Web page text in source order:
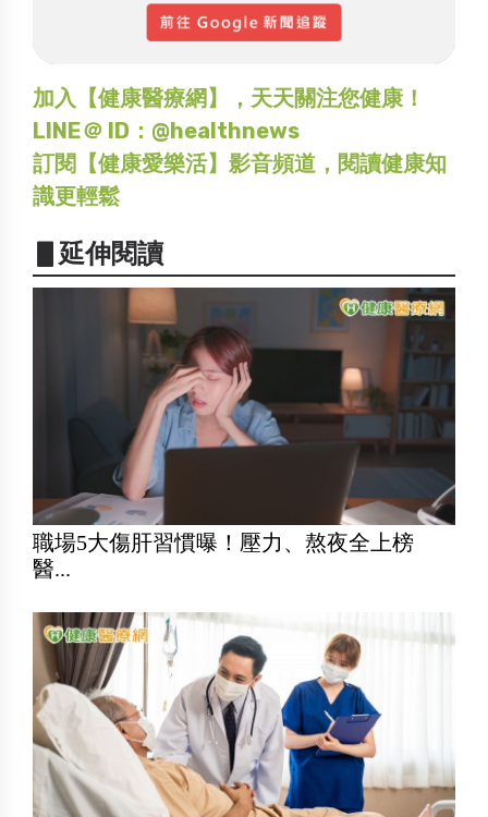
加入【健康醫療網】，天天關注您健康！
LINE＠ ID：@healthnews
訂閱【健康愛樂活】影音頻道，閱讀健康知
識更輕鬆
▋延伸閱讀
職場5大傷肝習慣曝！壓力、熬夜全上榜
醫...